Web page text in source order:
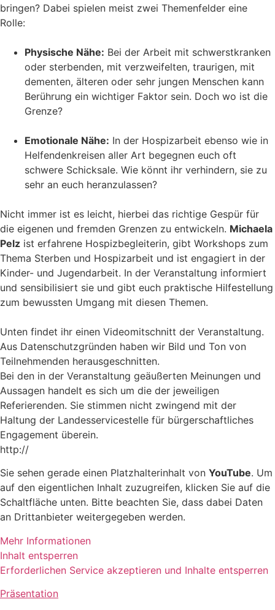
bringen? Dabei spielen meist zwei Themenfelder eine
Rolle:
Physische Nähe: Bei der Arbeit mit schwerstkranken
oder sterbenden, mit verzweifelten, traurigen, mit
dementen, älteren oder sehr jungen Menschen kann
Berührung ein wichtiger Faktor sein. Doch wo ist die
Grenze?
Emotionale Nähe: In der Hospizarbeit ebenso wie in
Helfendenkreisen aller Art begegnen euch oft
schwere Schicksale. Wie könnt ihr verhindern, sie zu
sehr an euch heranzulassen?
Nicht immer ist es leicht, hierbei das richtige Gespür für
die eigenen und fremden Grenzen zu entwickeln. Michaela
Pelz ist erfahrene Hospizbegleiterin, gibt Workshops zum
Thema Sterben und Hospizarbeit und ist engagiert in der
Kinder- und Jugendarbeit. In der Veranstaltung informiert
und sensibilisiert sie und gibt euch praktische Hilfestellung
zum bewussten Umgang mit diesen Themen.
Unten findet ihr einen Videomitschnitt der Veranstaltung.
Aus Datenschutzgründen haben wir Bild und Ton von
Teilnehmenden herausgeschnitten.
Bei den in der Veranstaltung geäußerten Meinungen und
Aussagen handelt es sich um die der jeweiligen
Referierenden. Sie stimmen nicht zwingend mit der
Haltung der Landesservicestelle für bürgerschaftliches
Engagement überein.
http://
Sie sehen gerade einen Platzhalterinhalt von YouTube. Um
auf den eigentlichen Inhalt zuzugreifen, klicken Sie auf die
Schaltfläche unten. Bitte beachten Sie, dass dabei Daten
an Drittanbieter weitergegeben werden.
Mehr Informationen
Inhalt entsperren
Erforderlichen Service akzeptieren und Inhalte entsperren
Präsentation